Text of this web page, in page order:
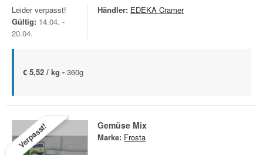
Leider verpasst!
Gültig: 14.04. -
20.04.
Händler: EDEKA Cramer
€ 5,52 / kg - 360g
Verpasst! Gemüse Mix
Marke: Frosta